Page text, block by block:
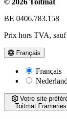
BE 0406.783.158
Prix hors TVA,
Français
Français
Votre site
Toitmat Frameries